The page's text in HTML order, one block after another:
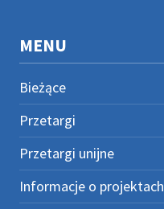
MENU
Bieżące
Przetargi
Przetargi unijne
Informacje o projektach